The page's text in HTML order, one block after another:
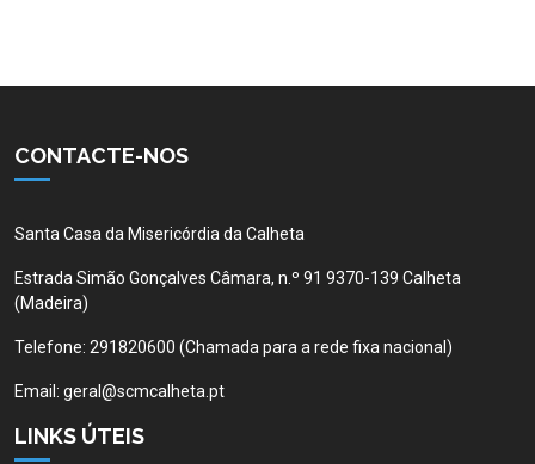
CONTACTE-NOS
Santa Casa da Misericórdia da Calheta
Estrada Simão Gonçalves Câmara, n.º 91 9370-139 Calheta
(Madeira)
Telefone: 291820600 (Chamada para a rede fixa nacional)
Email: geral@scmcalheta.pt
LINKS ÚTEIS